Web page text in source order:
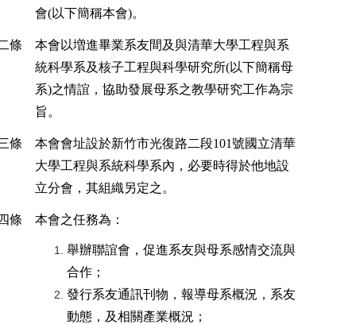
會(以下簡稱本會)。
條
本會以増進畢業系友間及與清華大學工程與系
統科學系及核子工程與科學研究所(以下簡稱母
系)之情誼，協助發展母系之教學研究工作為宗
旨。
條 本會會址設於新竹市光復路二段101號國立清華
大學工程與系統科學系內，必要時得於他地設
立分會，其組織另定之。
條 本會之任務為：
舉辦聯誼會，促進系友與母系感情交流與
合作；
發行系友通訊刊物，報導母系概況，系友
動態，及相關產業概況；